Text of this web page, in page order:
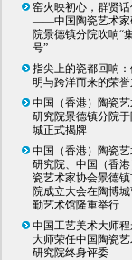
窑火映初心，群贤话
——中国陶瓷艺术家
院景德镇分院吹响“
号”
指尖上的瓷都回响：
明与跨洋而来的荣誉
中国（香港）陶瓷艺
研究院景德镇分院于
城正式揭牌
中国（香港）陶瓷艺
研究院、中国（香港
瓷艺术家协会景德镇
院成立大会在陶博
勤艺术馆隆重举行
中国工艺美术大师程
大师荣任中国陶瓷艺
研究院终身评委